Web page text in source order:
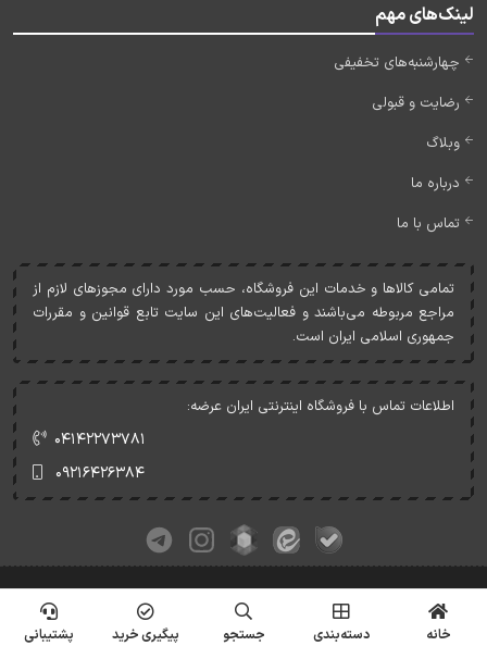
لینک‌های مهم
چهارشنبه‌های تخفیفی
رضایت و قبولی
وبلاگ
درباره ما
تماس با ما
تمامی کالاها و خدمات اين فروشگاه، حسب مورد دارای مجوزهای لازم از
مراجع مربوطه می‌باشند و فعاليت‌های اين سايت تابع قوانين و مقررات
جمهوری اسلامی ايران است.
اطلاعات تماس با فروشگاه اینترنتی ایران عرضه:
۰۴۱۴۲۲۷۳۷۸۱
۰۹۲۱۶۴۲۶۳۸۴
کلیه حقوق این وبسایت متعلق به ایران عرضه می‌باشد.
© Copyrights - IranArze.ir - 1405
خانه دسته‌بندی جستجو پیگیری خرید پشتیبانی